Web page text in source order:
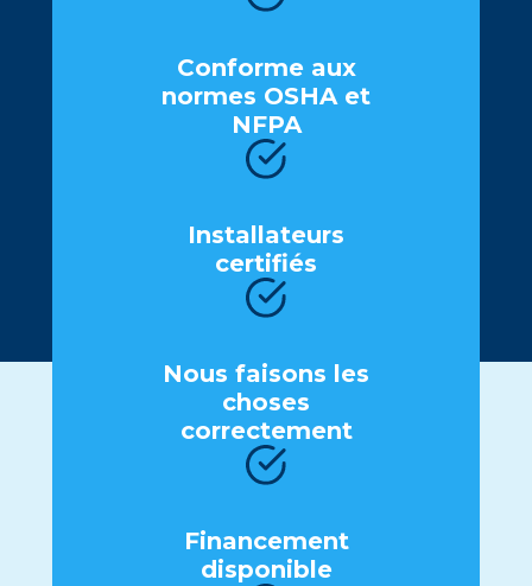
Conformе aux
normеs OSHA еt
NFPA
Installatеurs
cеrtifiés
Nous faisons lеs
chosеs
corrеctеmеnt
Financеmеnt
disponiblе